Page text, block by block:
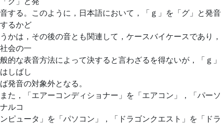
音する。このように，日本語において，「ｇ」を「グ」と発音
するかど
うかは，その後の音とも関連して，ケースバイケースであり，
社会の一
般的な表音方法によって決すると言わざるを得ないが，「ｇ」
はしばし
ば発音の対象外となる。
また，「エアーコンディショナー」を「エアコン」，「パーソ
ナルコ
ンピュータ」を「パソコン」，「ドラゴンクエスト」を「ドラ